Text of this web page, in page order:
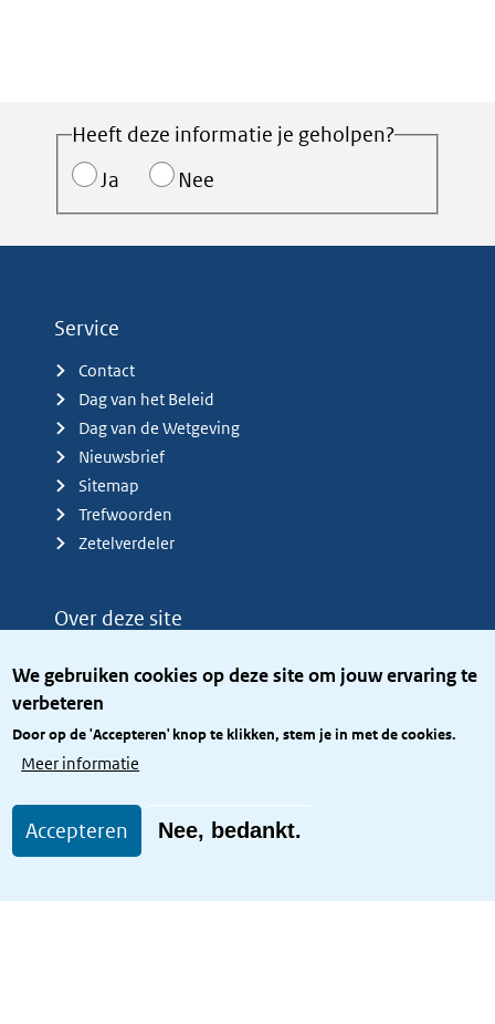
We gebruiken cookies op deze site om jouw ervaring te
verbeteren
Door op de 'Accepteren' knop te klikken, stem je in met de cookies.
Meer informatie
Accepteren Nee, bedankt.
Heeft deze informatie je geholpen?
Ja
Nee
Service
Contact
Dag van het Beleid
Dag van de Wetgeving
Nieuwsbrief
Sitemap
Trefwoorden
Zetelverdeler
Over deze site
Privacy
Toegang site openbaar
Toegankelijkheid